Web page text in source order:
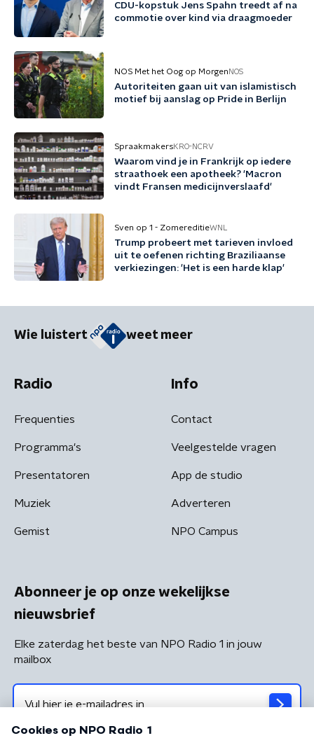
CDU-kopstuk Jens Spahn treedt af na
commotie over kind via draagmoeder
NOS Met het Oog op Morgen NOS
Autoriteiten gaan uit van islamistisch
motief bij aanslag op Pride in Berlijn
SpraakmakersKRO-NCRV
Waarom vind je in Frankrijk op iedere
straathoek een apotheek? 'Macron
vindt Fransen medicijnverslaafd'
Sven op 1 - ZomereditieWNL
Trump probeert met tarieven invloed
uit te oefenen richting Braziliaanse
verkiezingen: 'Het is een harde klap'
Wie luistert weet meer
Radio
Frequenties
Programma's
Presentatoren
Muziek
Gemist
Info
Contact
Veelgestelde vragen
App de studio
Adverteren
NPO Campus
Abonneer je op onze wekelijkse
nieuwsbrief
Elke zaterdag het beste van NPO Radio 1 in jouw
mailbox